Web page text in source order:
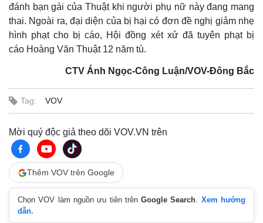
Thế giới
Quan sát
Cuộc sống đó đây
Hồ sơ
E-Magazine
Infographic
đánh bạn gái của Thuật khi người phụ nữ này đang mang
thai. Ngoài ra, đại diện của bị hại có đơn đề nghị giảm nhẹ
hình phạt cho bị cáo, Hội đồng xét xử đã tuyên phạt bị
cáo Hoàng Văn Thuật 12 năm tù.
CTV Ánh Ngọc-Công Luận/VOV-Đông Bắc
Tag: VOV
Mời quý độc giả theo dõi VOV.VN trên
Thêm VOV trên Google
Chọn VOV làm nguồn ưu tiên trênGoogle Search. Xem hướng
dẫn.